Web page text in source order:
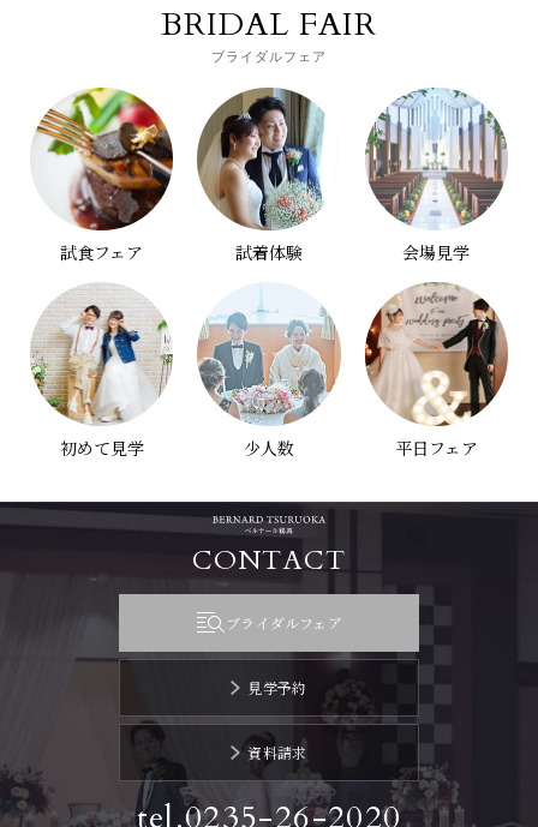
BRIDAL FAIR
ブライダルフェア
試食フェア 試着体験 会場見学
初めて見学 少人数 平日フェア
CONTACT
ブライダルフェア
見学予約
資料請求
tel.0235-26-2020